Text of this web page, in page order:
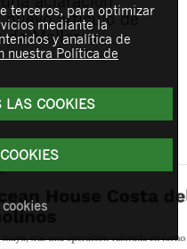
nuevo artículo de
de Mallorca
terceros, para optimizar
mediante la
y analítica de
nuestra Política de
LAS COOKIES